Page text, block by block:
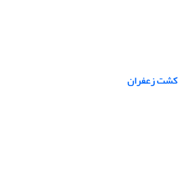
کشت زعفران